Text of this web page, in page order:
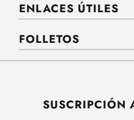
ENLACES ÚTILES
FOLLETOS
SUSCRIPCIÓN